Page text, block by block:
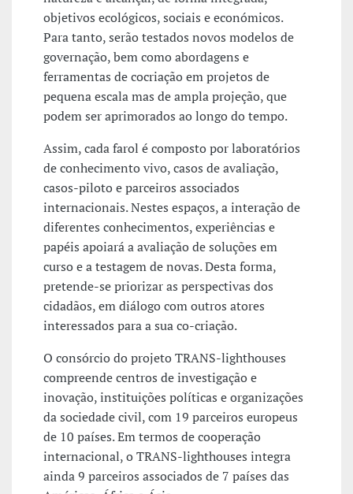
objetivos ecológicos, sociais e económicos.
Para tanto, serão testados novos modelos de
governação, bem como abordagens e
ferramentas de cocriação em projetos de
pequena escala mas de ampla projeção, que
podem ser aprimorados ao longo do tempo.
Assim, cada farol é composto por laboratórios
de conhecimento vivo, casos de avaliação,
casos-piloto e parceiros associados
internacionais. Nestes espaços, a interação de
diferentes conhecimentos, experiências e
papéis apoiará a avaliação de soluções em
curso e a testagem de novas. Desta forma,
pretende-se priorizar as perspectivas dos
cidadãos, em diálogo com outros atores
interessados para a sua co-criação.
O consórcio do projeto TRANS-lighthouses
compreende centros de investigação e
inovação, instituições políticas e organizações
da sociedade civil, com 19 parceiros europeus
de 10 países. Em termos de cooperação
internacional, o TRANS-lighthouses integra
ainda 9 parceiros associados de 7 países das